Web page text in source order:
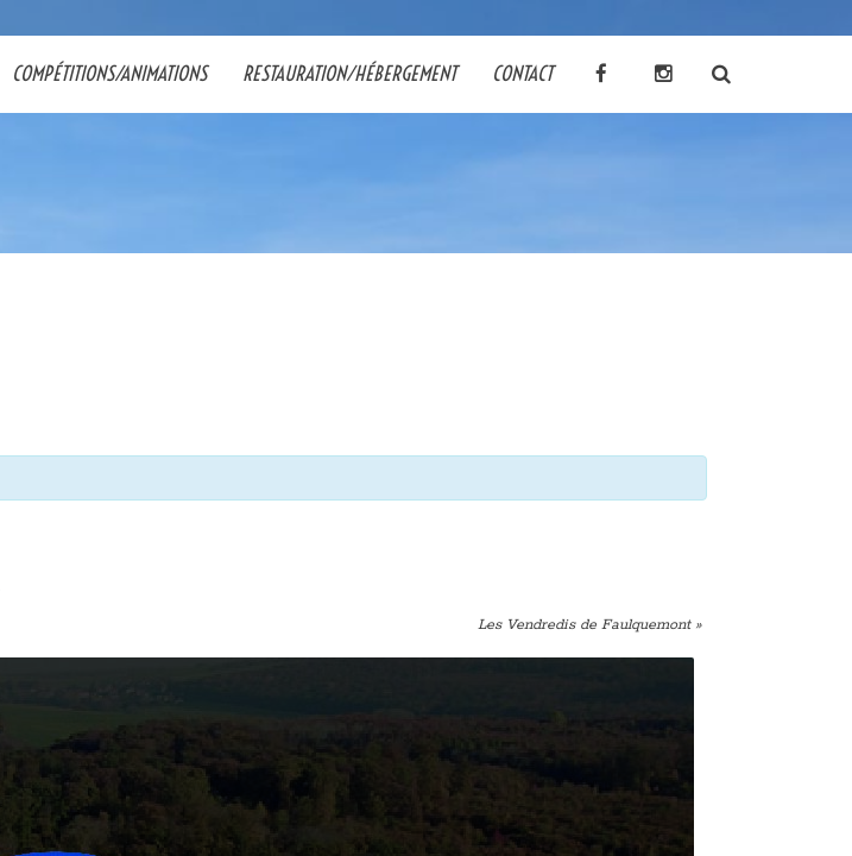
COMPÉTITIONS/ANIMATIONS RESTAURATION/HÉBERGEMENT CONTACT
Les Vendredis de Faulquemont »